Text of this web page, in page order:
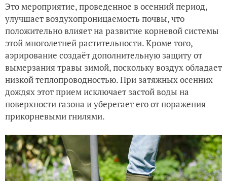
Это мероприятие, проведенное в осенний период,
улучшает воздухопроницаемость почвы, что
положительно влияет на развитие корневой системы
этой многолетней растительности. Кроме того,
аэрирование создаёт дополнительную защиту от
вымерзания травы зимой, поскольку воздух обладает
низкой теплопроводностью. При затяжных осенних
дождях этот прием исключает застой воды на
поверхности газона и уберегает его от поражения
прикорневыми гнилями.